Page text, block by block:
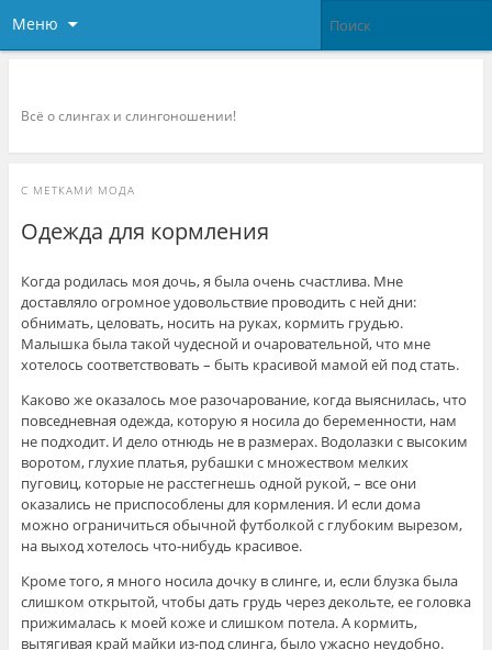
Меню
Всё о слингах и слингоношении!
С МЕТКАМИ МОДА
Одежда для кормления
Когда родилась моя дочь, я была очень счастлива. Мне
доставляло огромное удовольствие проводить с ней дни:
обнимать, целовать, носить на руках, кормить грудью.
Малышка была такой чудесной и очаровательной, что мне
хотелось соответствовать – быть красивой мамой ей под стать.
Каково же оказалось мое разочарование, когда выяснилась, что
повседневная одежда, которую я носила до беременности, нам
не подходит. И дело отнюдь не в размерах. Водолазки с высоким
воротом, глухие платья, рубашки с множеством мелких
пуговиц, которые не расстегнешь одной рукой, – все они
оказались не приспособлены для кормления. И если дома
можно ограничиться обычной футболкой с глубоким вырезом,
на выход хотелось что-нибудь красивое.
Кроме того, я много носила дочку в слинге, и, если блузка была
слишком открытой, чтобы дать грудь через декольте, ее головка
прижималась к моей коже и слишком потела. А кормить,
вытягивая край майки из-под слинга, было ужасно неудобно.